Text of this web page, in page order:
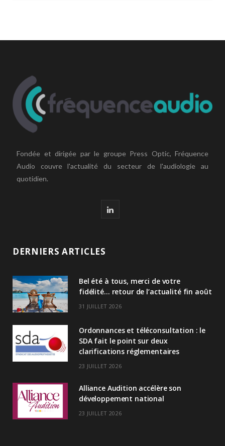
Fondée et dirigée par le groupe Press Optic, Fréquence
Audio couvre l'actualité du secteur de l'audiologie au
quotidien.
L
e
n
DERNIERS ARTICLES
Bel été à tous, merci de votre
fidélité… retour de l’actualité fin août
31 JUILLET 2026
Ordonnances et téléconsultation : le
SDA fait le point sur deux
clarifications réglementaires
23 JUILLET 2026
Alliance Audition accélère son
développement national
23 JUILLET 2026